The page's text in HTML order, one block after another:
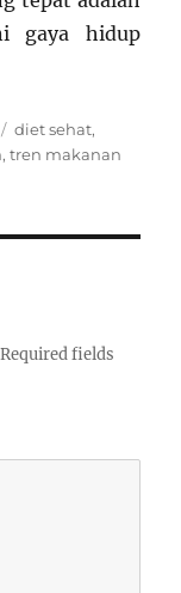
gaya hidup
Tags
diet sehat,
,tren makanan
Required fields